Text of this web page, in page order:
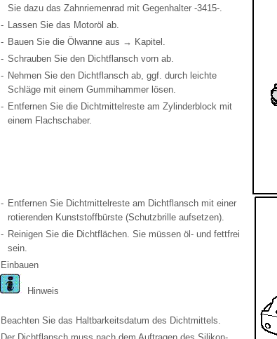
Sie dazu das Zahnriemenrad mit Gegenhalter -3415-.
- Lassen Sie das Motoröl ab.
- Bauen Sie die Ölwanne aus → Kapitel.
- Schrauben Sie den Dichtflansch vorn ab.
- Nehmen Sie den Dichtflansch ab, ggf. durch leichte
Schläge mit einem Gummihammer lösen.
- Entfernen Sie die Dichtmittelreste am Zylinderblock mit
einem Flachschaber.
- Entfernen Sie Dichtmittelreste am Dichtflansch mit einer
rotierenden Kunststoffbürste (Schutzbrille aufsetzen).
- Reinigen Sie die Dichtflächen. Sie müssen öl- und fettfrei
sein.
Einbauen
Hinweis
Beachten Sie das Haltbarkeitsdatum des Dichtmittels.